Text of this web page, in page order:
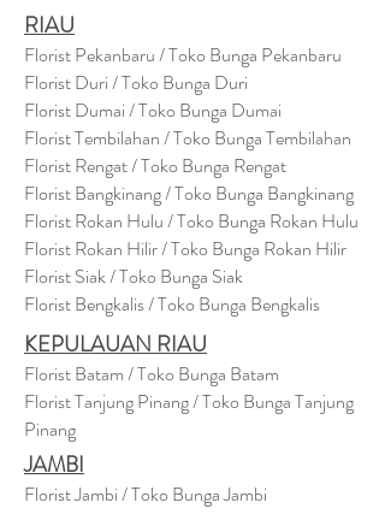
RIAU
Florist Pekanbaru / Toko Bunga Pekanbaru
Florist Duri / Toko Bunga Duri
Florist Dumai / Toko Bunga Dumai
Florist Tembilahan / Toko Bunga Tembilahan
Florist Rengat / Toko Bunga Rengat
Florist Bangkinang / Toko Bunga Bangkinang
Florist Rokan Hulu / Toko Bunga Rokan Hulu
Florist Rokan Hilir / Toko Bunga Rokan Hilir
Florist Siak / Toko Bunga Siak
Florist Bengkalis / Toko Bunga Bengkalis
KEPULAUAN RIAU
Florist Batam / Toko Bunga Batam
Florist Tanjung Pinang / Toko Bunga Tanjung
Pinang
JAMBI
Florist Jambi / Toko Bunga Jambi